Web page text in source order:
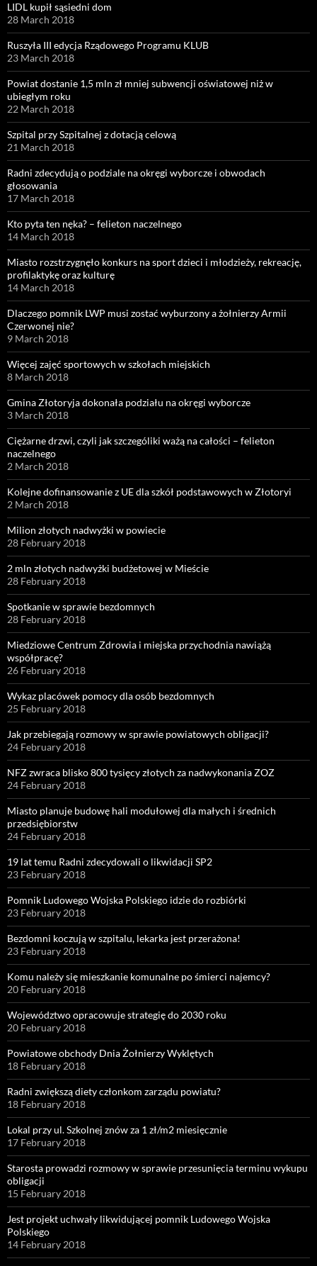
LIDL kupił sąsiedni dom
28 March 2018
Ruszyła III edycja Rządowego Programu KLUB
23 March 2018
Powiat dostanie 1,5 mln zł mniej subwencji oświatowej niż w
ubiegłym roku
22 March 2018
Szpital przy Szpitalnej z dotacją celową
21 March 2018
Radni zdecydują o podziale na okręgi wyborcze i obwodach
głosowania
17 March 2018
Kto pyta ten nęka? – felieton naczelnego
14 March 2018
Miasto rozstrzygnęło konkurs na sport dzieci i młodzieży, rekreację,
profilaktykę oraz kulturę
14 March 2018
Dlaczego pomnik LWP musi zostać wyburzony a żołnierzy Armii
Czerwonej nie?
9 March 2018
Więcej zajęć sportowych w szkołach miejskich
8 March 2018
Gmina Złotoryja dokonała podziału na okręgi wyborcze
3 March 2018
Ciężarne drzwi, czyli jak szczególiki ważą na całości – felieton
naczelnego
2 March 2018
Kolejne dofinansowanie z UE dla szkół podstawowych w Złotoryi
2 March 2018
Milion złotych nadwyżki w powiecie
28 February 2018
2 mln złotych nadwyżki budżetowej w Mieście
28 February 2018
Spotkanie w sprawie bezdomnych
28 February 2018
Miedziowe Centrum Zdrowia i miejska przychodnia nawiążą
współpracę?
26 February 2018
Wykaz placówek pomocy dla osób bezdomnych
25 February 2018
Jak przebiegają rozmowy w sprawie powiatowych obligacji?
24 February 2018
NFZ zwraca blisko 800 tysięcy złotych za nadwykonania ZOZ
24 February 2018
Miasto planuje budowę hali modułowej dla małych i średnich
przedsiębiorstw
24 February 2018
19 lat temu Radni zdecydowali o likwidacji SP2
23 February 2018
Pomnik Ludowego Wojska Polskiego idzie do rozbiórki
23 February 2018
Bezdomni koczują w szpitalu, lekarka jest przerażona!
23 February 2018
Komu należy się mieszkanie komunalne po śmierci najemcy?
20 February 2018
Województwo opracowuje strategię do 2030 roku
20 February 2018
Powiatowe obchody Dnia Żołnierzy Wyklętych
18 February 2018
Radni zwiększą diety członkom zarządu powiatu?
18 February 2018
Lokal przy ul. Szkolnej znów za 1 zł/m2 miesięcznie
17 February 2018
Starosta prowadzi rozmowy w sprawie przesunięcia terminu wykupu
obligacji
15 February 2018
Jest projekt uchwały likwidującej pomnik Ludowego Wojska
Polskiego
14 February 2018